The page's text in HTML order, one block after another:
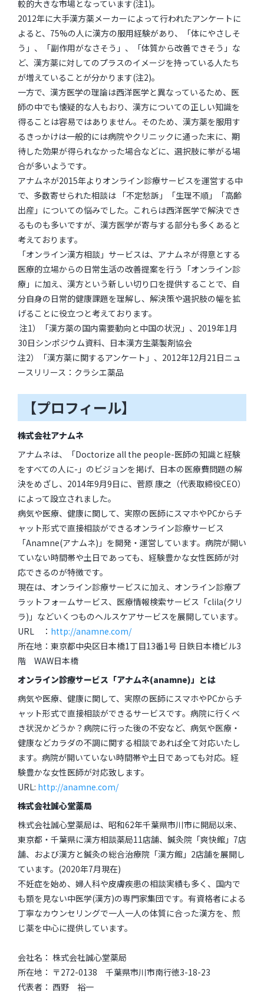
較的大きな市場となっています(注1)。
2012年に大手漢方薬メーカーによって行われたアンケートに
よると、75%の人に漢方の服用経験があり、「体にやさしそ
う」、「副作用がなさそう」、「体質から改善できそう」な
ど、漢方薬に対してのプラスのイメージを持っている人たち
が増えていることが分かります(注2)。
一方で、漢方医学の理論は西洋医学と異なっているため、医
師の中でも懐疑的な人もおり、漢方についての正しい知識を
得ることは容易ではありません。そのため、漢方薬を服用す
るきっかけは一般的には病院やクリニックに通った末に、期
待した効果が得られなかった場合などに、選択肢に挙がる場
合が多いようです。
アナムネが2015年よりオンライン診療サービスを運営する中
で、多数寄せられた相談は 「不定愁訴」「生理不順」「高齢
出産」についての悩みでした。これらは西洋医学で解決でき
るものも多いですが、漢方医学が寄与する部分も多くあると
考えております。
「オンライン漢方相談」サービスは、アナムネが得意とする
医療的立場からの日常生活の改善提案を行う「オンライン診
療」に加え、漢方という新しい切り口を提供することで、自
分自身の日常的健康課題を理解し、解決策や選択肢の幅を拡
げることに役立つと考えております。
注1）「漢方薬の国内需要動向と中国の状況」、2019年1月
30日シンポジウム資料、日本漢方生薬製剤協会
注2）「漢方薬に関するアンケート」、2012年12月21日ニュ
ースリリース：クラシエ薬品
【プロフィール】
株式会社アナムネ
アナムネは、「Doctorize all the people-医師の知識と経験
をすべての人に-」のビジョンを掲げ、日本の医療費問題の解
決をめざし、2014年9月9日に、菅原 康之（代表取締役CEO）
によって設立されました。
病気や医療、健康に関して、実際の医師にスマホやPCからチ
ャット形式で直接相談ができるオンライン診療サービス
「Anamne(アナムネ)」を開発・運営しています。病院が開い
ていない時間帯や土日であっても、経験豊かな女性医師が対
応できるのが特徴です。
現在は、オンライン診療サービスに加え、オンライン診療プ
ラットフォームサービス、医療情報検索サービス「clila(クリ
ラ)」などいくつものヘルスケアサービスを展開しています。
URL ： http://anamne.com/
所在地：東京都中央区日本橋1丁目13番1号 日鉄日本橋ビル3
階 WAW日本橋
オンライン診療サービス「アナムネ(anamne)」とは
病気や医療、健康に関して、実際の医師にスマホやPCからチ
ャット形式で直接相談ができるサービスです。病院に行くべ
き状況かどうか？病院に行った後の不安など、病気や医療・
健康などカラダの不調に関する相談であれば全て対応いたし
ます。病院が開いていない時間帯や土日であっても対応。経
験豊かな女性医師が対応致します。
URL: http://anamne.com/
株式会社誠心堂薬局
株式会社誠心堂薬局は、昭和62年千葉県市川市に開局以来、
東京都・千葉県に漢方相談薬局11店舗、鍼灸院「爽快館」7店
舗、および漢方と鍼灸の総合治療院「漢方館」2店舗を展開し
ています。(2020年7月現在)
不妊症を始め、婦人科や皮膚疾患の相談実績も多く、国内で
も類を見ない中医学(漢方)の専門家集団です。有資格者による
丁寧なカウンセリングで一人一人の体質に合った漢方を、煎
じ薬を中心に提供しています。
会社名： 株式会社誠心堂薬局
所在地： 〒272-0138 千葉県市川市南行徳3-18-23
代表者： 西野 裕一